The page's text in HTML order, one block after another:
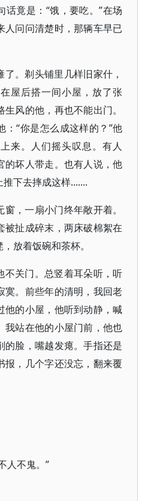
话竟是：“饿，要吃。”在场
人问问清楚时，那辆车早已
。剃头铺里几样旧家什，
屋后搭一间小屋，放了张
风的他，再也不能出门。
：“你是怎么成这样的？”他
来。人们摇头叹息。有人
的坏人带走。也有人说，他
下去摔成这样.......
，一扇小门终年敞开着。
被扯成碎末，两床破棉絮在
放着饭碗和茶杯。
不关门。总竖着耳朵听，听
寞。前些年的清明，我回老
他的小屋，他听到动静，喊
我站在他的小屋门前，他也
的脸，嘴越发瘪。手指还是
报，几个字还没忘，翻来覆
人不鬼。”